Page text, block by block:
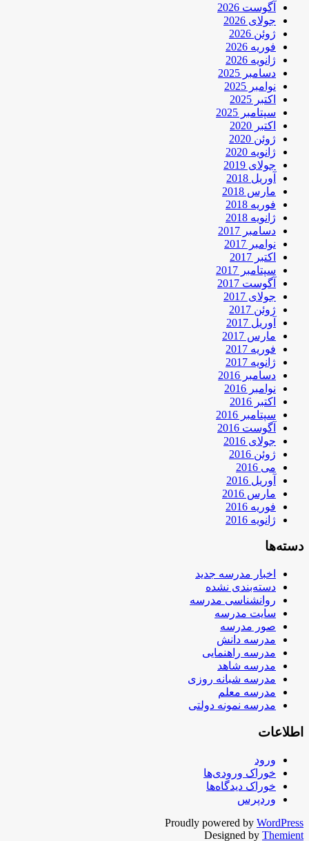
آگوست 2026
جولای 2026
ژوئن 2026
فوریه 2026
ژانویه 2026
دسامبر 2025
نوامبر 2025
اکتبر 2025
سپتامبر 2025
اکتبر 2020
ژوئن 2020
ژانویه 2020
جولای 2019
آوریل 2018
مارس 2018
فوریه 2018
ژانویه 2018
دسامبر 2017
نوامبر 2017
اکتبر 2017
سپتامبر 2017
آگوست 2017
جولای 2017
ژوئن 2017
آوریل 2017
مارس 2017
فوریه 2017
ژانویه 2017
دسامبر 2016
نوامبر 2016
اکتبر 2016
سپتامبر 2016
آگوست 2016
جولای 2016
ژوئن 2016
می 2016
آوریل 2016
مارس 2016
فوریه 2016
ژانویه 2016
دسته‌ها
اخبار مدرسه جدید
دسته‌بندی نشده
روانشناسی مدرسه
سایت مدرسه
صور مدرسه
مدرسه دانش
مدرسه راهنمایی
مدرسه شاهد
مدرسه شبانه روزی
مدرسه معلم
مدرسه نمونه دولتی
اطلاعات
ورود
خوراک ورودی‌ها
خوراک دیدگاه‌ها
وردپرس
Proudly powered by WordPress
Designed by Themient